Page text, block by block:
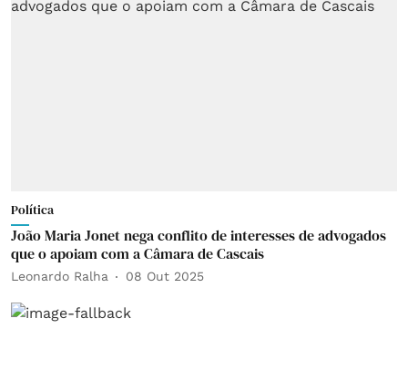
Política
João Maria Jonet nega conflito de interesses de advogados
que o apoiam com a Câmara de Cascais
Leonardo Ralha 08 Out 2025